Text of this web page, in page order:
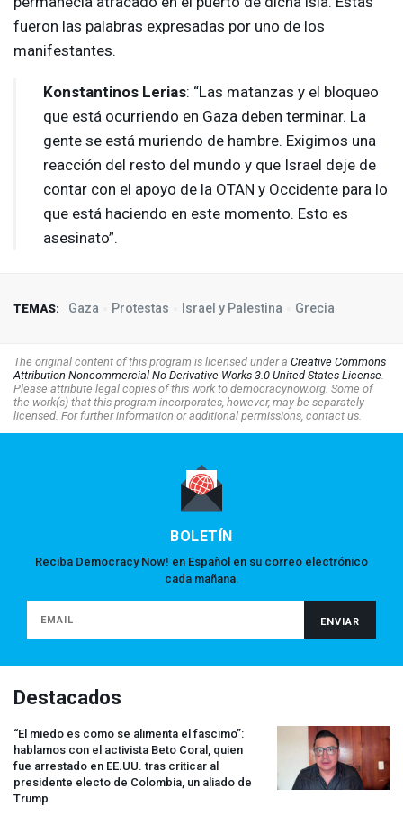
fueron las palabras expresadas por uno de los
manifestantes.
Konstantinos Lerias: “Las matanzas y el bloqueo
que está ocurriendo en Gaza deben terminar. La
gente se está muriendo de hambre. Exigimos una
reacción del resto del mundo y que Israel deje de
contar con el apoyo de la OTAN y Occidente para lo
que está haciendo en este momento. Esto es
asesinato”.
TEMAS: Gaza Protestas Israel y Palestina Grecia
The original content of this program is licensed under a Creative Commons
Attribution-Noncommercial-No Derivative Works 3.0 United States License.
Please attribute legal copies of this work to democracynow.org. Some of
the work(s) that this program incorporates, however, may be separately
licensed. For further information or additional permissions, contact us.
BOLETÍN
Reciba Democracy Now! en Español en su correo electrónico
cada mañana.
Destacados
“El miedo es como se alimenta el fascimo”:
hablamos con el activista Beto Coral, quien
fue arrestado en EE.UU. tras criticar al
presidente electo de Colombia, un aliado de
Trump